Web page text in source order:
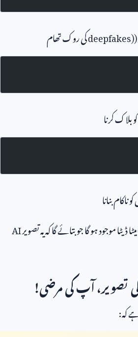
(
deepfakes)کی روک تھام
بلاک کرنا
بنانا
میٹا ڈیٹا موجود ہو گا جو بتائے گا کہ یہ تصویرAI
تصویر، آپ کی مرضی!
کہ: